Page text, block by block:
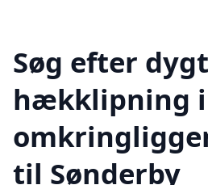
Søg efter
hækklipning i
til Sønderby